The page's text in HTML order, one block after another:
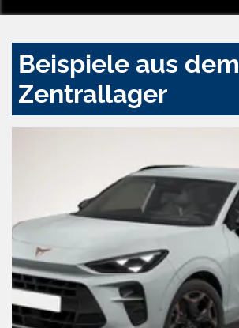
Beispiele aus dem
Zentrallager